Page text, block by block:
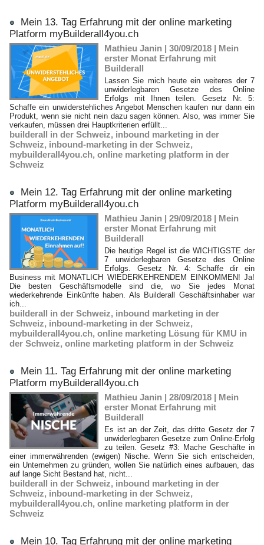
Mein 13. Tag Erfahrung mit der online marketing
Platform myBuilderall4you.ch
Mathieu Janin | 30/09/2018 | Mein
erster Monat Erfahrung mit
Builderall
Lassen Sie mich heute ein weiteres der 7
unwiderlegbaren Gesetze des Online
Erfolgs mit Ihnen teilen. Gesetz Nr. 5:
Schaffe ein unwiderstehliches Angebot Menschen kaufen nur dann ein
Produkt, wenn sie nicht nein dazu sagen können. Also, was immer Sie
verkaufen, müssen drei Hauptkriterien erfüllt...
builderall in der Schweiz, inbound marketing in der
Schweiz, inbound-marketing in der Schweiz,
mybuilderall4you.ch, online marketing platform in der
Schweiz
Mein 12. Tag Erfahrung mit der online marketing
Platform myBuilderall4you.ch
Mathieu Janin | 29/09/2018 | Mein
erster Monat Erfahrung mit
Builderall
Die heutige Regel ist die WICHTIGSTE der
7 unwiderlegbaren Gesetze des Online
Erfolgs. Gesetz Nr. 4: Schaffe dir ein
Business mit MONATLICH WIEDERKEHRENDEM EINKOMMEN! Ja!
Die besten Geschäftsmodelle sind die, wo Sie jedes Monat
wiederkehrende Einkünfte haben. Als Builderall Geschäftsinhaber war
ich...
builderall in der Schweiz, inbound marketing in der
Schweiz, inbound-marketing in der Schweiz,
mybuilderall4you.ch, online marketing Lösung für KMU in
der Schweiz, online marketing platform in der Schweiz
Mein 11. Tag Erfahrung mit der online marketing
Platform myBuilderall4you.ch
Mathieu Janin | 28/09/2018 | Mein
erster Monat Erfahrung mit
Builderall
Es ist an der Zeit, das dritte Gesetz der 7
unwiderlegbaren Gesetze zum Online-Erfolg
zu teilen. Gesetz #3: Mache Geschäfte in
einer immerwährenden (ewigen) Nische. Wenn Sie sich entscheiden,
ein Unternehmen zu gründen, wollen Sie natürlich eines aufbauen, das
auf lange Sicht Bestand hat, nicht...
builderall in der Schweiz, inbound marketing in der
Schweiz, inbound-marketing in der Schweiz,
mybuilderall4you.ch, online marketing platform in der
Schweiz
Mein 10. Tag Erfahrung mit der online marketing